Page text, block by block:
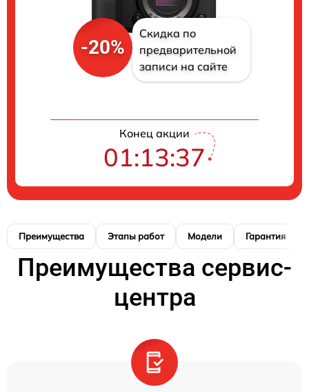
-20%
Скидка по
предварительной
записи на сайте
Конец акции
01:13:37
Преимущества Этапы работ Модели Гарантия
Преимущества сервис-
центра